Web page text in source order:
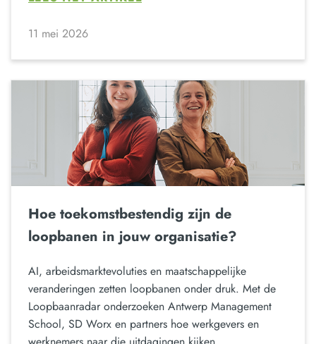
11 mei 2026
Hoe toekomstbestendig zijn de
loopbanen in jouw organisatie?
AI, arbeidsmarktevoluties en maatschappelijke
veranderingen zetten loopbanen onder druk. Met de
Loopbaanradar onderzoeken Antwerp Management
School, SD Worx en partners hoe werkgevers en